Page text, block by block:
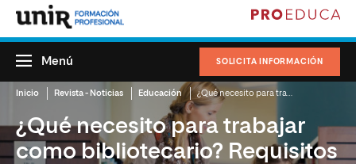
SOLICITA INFORMACIÓN
Menú
Inicio Revista - Noticias Educación
¿Qué necesito para trabajar
como bibliotecario? Requisitos